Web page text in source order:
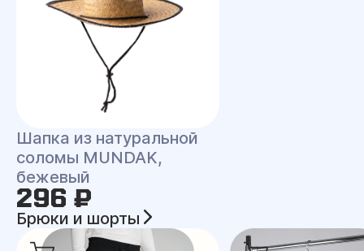
Шапка из натуральной
соломы MUNDAK,
бежевый
296 ₽
Брюки и шорты